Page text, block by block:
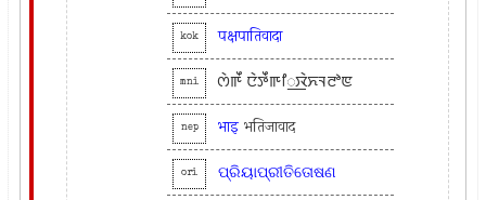
kok पक्षपातिवादा
mni ꯁꯥꯒꯩ ꯅꯥꯇꯩꯒꯤ꯭ꯋꯥꯈꯜꯂꯣꯟ
nep भाइ भतिजावाद
ori ପ୍ରିୟାପ୍ରୀତିତୋଷଣ